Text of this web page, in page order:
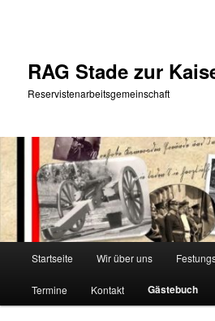
RAG Stade zur
Reservistenarbeitsgemeinschaft
Startseite Wir über uns
Termine Kontakt Gästebuch